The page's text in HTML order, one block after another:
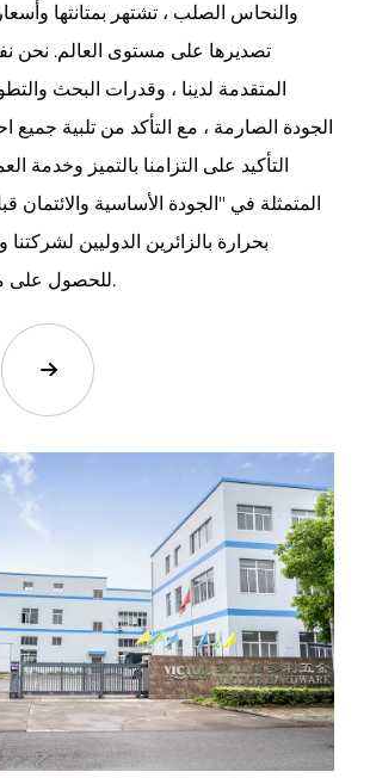
والنحاس الصلب ، تشتهر بمتانتها
تصديرها على مستوى العالم. نحن
المتقدمة لدينا ، وقدرات البحث
الجودة الصارمة ، مع التأكد من تلبية جميع
التأكيد على التزامنا بالتميز وخدمة
المتمثلة في "الجودة الأساسية
بحرارة بالزائرين الدوليين
للحصول على مزيد من المعلومات.